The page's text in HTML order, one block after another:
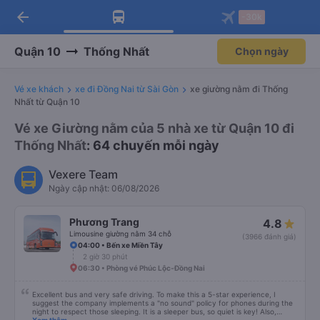
Tải app Vexere ngay!
Nhận ưu đãi thành viên độc
Mở app
Tải app Vexere
-30k/ghế khi đặt vé máy bay qua
Mở app
arrow_back
Quận 10 Thống Nhất Chọn ngày
Vé xe khách xe đi Đồng Nai từ Sài Gòn
xe giường nằm đi Thống
Nhất từ Quận 10
Vé xe Giường nằm của 5 nhà xe từ Quận 10 đi
Thống Nhất: 64 chuyến mỗi ngày
Vexere Team
Ngày cập nhật: 06/08/2026
Phương Trang
Limousine giường nằm 34 chỗ
4.8
(3966 đánh giá)
04:00 • Bến xe Miền Tây
2 giờ 30 phút
06:30 • Phòng vé Phúc Lộc-Đồng Nai
Excellent bus and very safe driving. To make this a 5-star experience, I
suggest the company implements a "no sound" policy for phones during the
night to respect those sleeping. It is a sleeper bus, so quiet is key! Also,